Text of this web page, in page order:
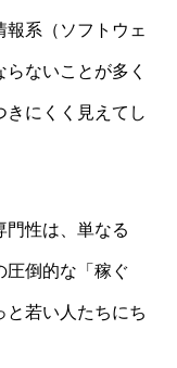
系（ソフトウェ
ないことが多く
きにくく見えてし
門性は、単なる
圧倒的な「稼ぐ
と若い人たちにち